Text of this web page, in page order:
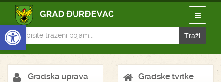
Open toolbar
Gradska uprava Gradske tvrtke